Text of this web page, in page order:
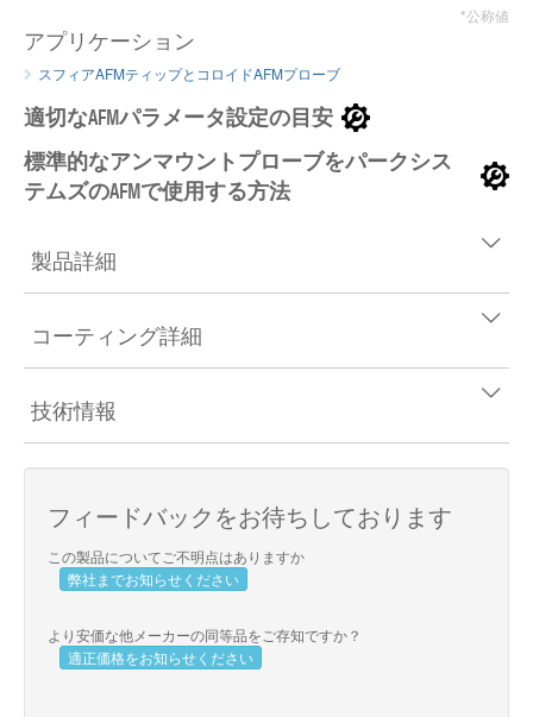
*公称値
アプリケーション
スフィアAFMティップとコロイドAFMプローブ
適切なAFMパラメータ設定の目安
標準的なアンマウントプローブをパークシス
テムズのAFMで使用する方法
製品詳細
コーティング詳細
技術情報
フィードバックをお待ちしております
この製品についてご不明点はありますか
弊社までお知らせください
より安価な他メーカーの同等品をご存知ですか？
適正価格をお知らせください